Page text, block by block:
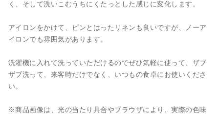
く、そして洗いこむうちにくたっとした感じに変化します。
アイロンをかけて、ピンとはったリネンも良いですが、ノーア
イロンでも雰囲気があります。
洗濯機に入れて洗っていただけるのでぜひ気軽に使って、ザブ
ザブ洗って、来客時だけでなく、いつもの食卓にお使いくださ
い。
※商品画像は、光の当たり具合やブラウザにより、実際の色味